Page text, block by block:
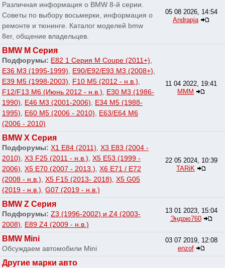
Различная информация о BMW 8-й серии.
Советы по выбору восьмерки, информация о
ремонте и тюнинге. Каталог моделей bmw
8er, общение владельцев.
05 08 2026, 14:54
Andrapja
BMW M Серия
Подфорумы: E82 1 Серия M Coupe (2011+),
E36 M3 (1995-1999), E90/E92/E93 M3 (2008+),
E39 M5 (1998-2003), F10 M5 (2012 - н.в.),
F12/F13 M6 (Июнь 2012 - н.в.), E30 M3 (1986-
1990), E46 M3 (2001-2006), E34 M5 (1988-
1995), E60 M5 (2006 - 2010), E63/E64 M6
(2006 - 2010)
11 04 2022, 19:41
МММ
BMW X Серия
Подфорумы: X1 E84 (2011), X3 E83 (2004 -
2010), X3 F25 (2011 - н.в.), X5 E53 (1999 -
2006), X5 E70 (2007 - 2013.), X6 E71 / E72
(2008 - н.в.), X5 F15 (2013- 2018), X5 G05
(2019 - н.в.), G07 (2019 - н.в.)
22 05 2024, 10:39
TARiK
BMW Z Серия
Подфорумы: Z3 (1996-2002) и Z4 (2003-
2008), E89 Z4 (2009 - н.в.)
13 01 2023, 15:04
Эндрю760
BMW Mini
Обсуждаем автомобили Mini
03 07 2019, 12:08
enzof
Другие марки авто